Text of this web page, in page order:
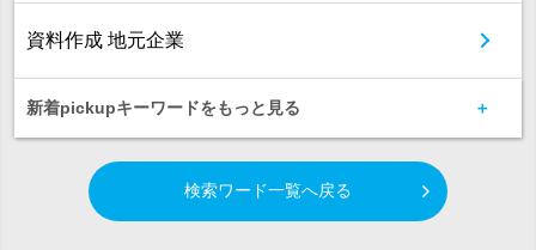
資料作成 地元企業
新着pickupキーワードをもっと見る
検索ワード一覧へ戻る